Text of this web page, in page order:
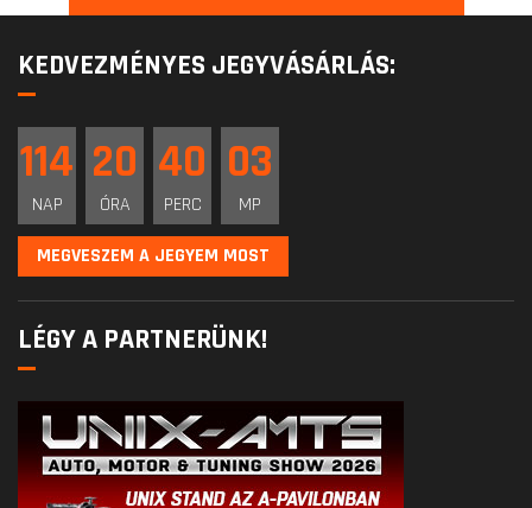
KEDVEZMÉNYES JEGYVÁSÁRLÁS:
114
NAP
20
ÓRA
40
PERC
02
MP
MEGVESZEM A JEGYEM MOST
LÉGY A PARTNERÜNK!